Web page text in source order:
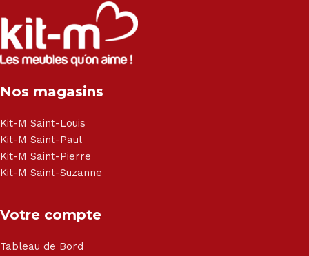
Salon angle - Salon convertible - Salon relax - Canapé -
Canapé lit - Cuisine sur-mesure - Fauteuil - Armoire - Table
et chaise - Meuble de salle de bain - Literie - Lit - Bureau -
Électroménager - Télévision led - Réfrigérateur -
- Matelas - Hifi Hitachi, LG, Sharp, Philips, Bosh, Moulinex,
Haier, Sony, Cecotec, Westpoint, Dyson.
Nos magasins
Kit-M Saint-Louis
Kit-M Saint-Paul
Kit-M Saint-Pierre
Kit-M Saint-Suzanne
Votre compte
Tableau de Bord